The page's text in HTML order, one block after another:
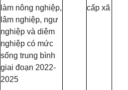
làm nông nghiệp,
lâm nghiệp, ngư
nghiệp và diêm
nghiệp có mức
sống trung bình
giai đoạn 2022-
2025
cấp xã